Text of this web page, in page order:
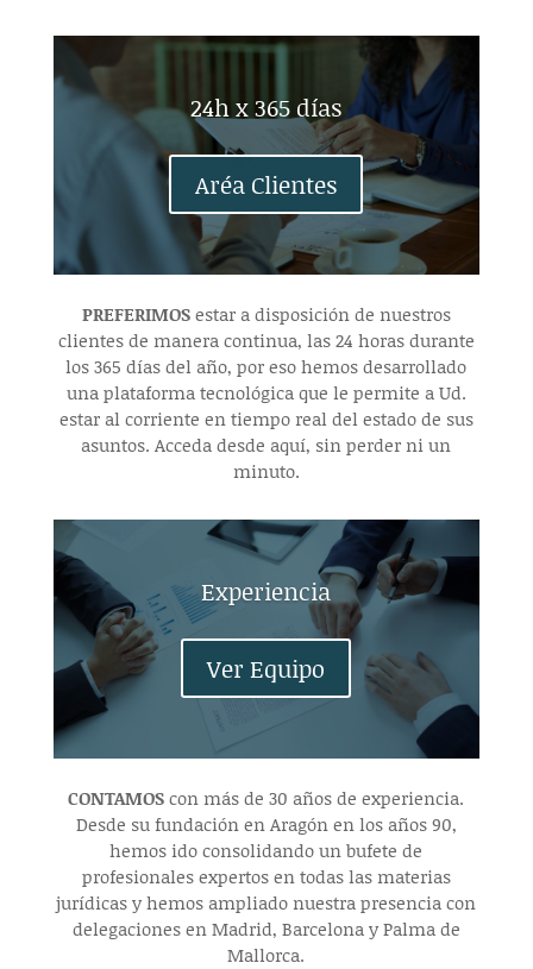
24h x 365 días
Aréa Clientes
PREFERIMOSestar a disposición de nuestros
clientes de manera continua, las 24 horas durante
los 365 días del año, por eso hemos desarrollado
una plataforma tecnológica que le permite a Ud.
estar al corriente en tiempo real del estado de sus
asuntos. Acceda desde aquí, sin perder ni un
minuto.
Experiencia
Ver Equipo
CONTAMOScon más de 30 años de experiencia.
Desde su fundación en Aragón en los años 90,
hemos ido consolidando un bufete de
profesionales expertos en todas las materias
jurídicas y hemos ampliado nuestra presencia con
delegaciones en Madrid, Barcelona y Palma de
Mallorca.